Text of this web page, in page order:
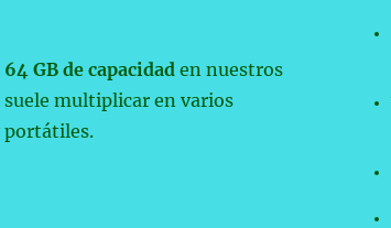
64 GB de capacidaden nuestros
suele multiplicar en varios
portátiles.
duros del pasado nos hacen poner en